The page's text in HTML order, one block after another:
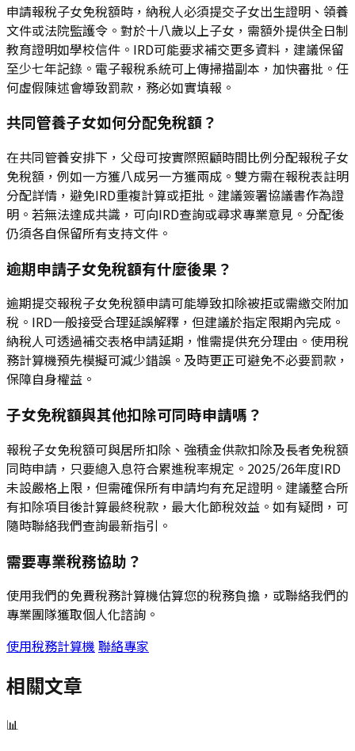
申請報稅子女免稅額時，納稅人必須提交子女出生證明、領養
文件或法院監護令。對於十八歲以上子女，需額外提供全日制
教育證明如學校信件。IRD可能要求補交更多資料，建議保留
至少七年記錄。電子報稅系統可上傳掃描副本，加快審批。任
何虛假陳述會導致罰款，務必如實填報。
共同管養子女如何分配免稅額？
在共同管養安排下，父母可按實際照顧時間比例分配報稅子女
免稅額，例如一方獲八成另一方獲兩成。雙方需在報稅表註明
分配詳情，避免IRD重複計算或拒批。建議簽署協議書作為證
明。若無法達成共識，可向IRD查詢或尋求專業意見。分配後
仍須各自保留所有支持文件。
逾期申請子女免稅額有什麼後果？
逾期提交報稅子女免稅額申請可能導致扣除被拒或需繳交附加
稅。IRD一般接受合理延誤解釋，但建議於指定限期內完成。
納稅人可透過補交表格申請延期，惟需提供充分理由。使用稅
務計算機預先模擬可減少錯誤。及時更正可避免不必要罰款，
保障自身權益。
子女免稅額與其他扣除可同時申請嗎？
報稅子女免稅額可與居所扣除、強積金供款扣除及長者免稅額
同時申請，只要總入息符合累進稅率規定。2025/26年度IRD
未設嚴格上限，但需確保所有申請均有充足證明。建議整合所
有扣除項目後計算最終稅款，最大化節稅效益。如有疑問，可
隨時聯絡我們查詢最新指引。
需要專業稅務協助？
使用我們的免費稅務計算機估算您的稅務負擔，或聯絡我們的
專業團隊獲取個人化諮詢。
使用稅務計算機 聯絡專家
相關文章
📊